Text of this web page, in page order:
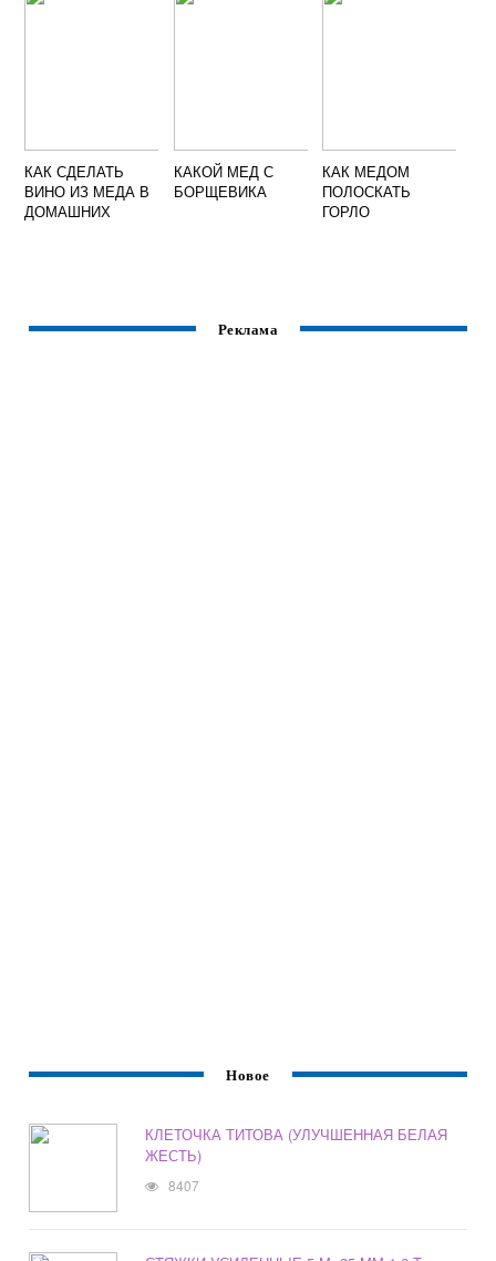
КАК СДЕЛАТЬ
ВИНО ИЗ МЕДА В
ДОМАШНИХ
КАКОЙ МЕД С
БОРЩЕВИКА
КАК МЕДОМ
ПОЛОСКАТЬ
ГОРЛО
Реклама
Новое
КЛЕТОЧКА ТИТОВА (УЛУЧШЕННАЯ БЕЛАЯ
ЖЕСТЬ)
8407